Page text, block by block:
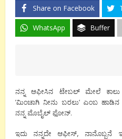
Share on Facebook
WhatsApp Buffer
ನನ್ನ ಆಫೀಸಿನ ಟೇಬಲ್ ಮೇಲೆ ಕಾಲು
’ಮಿಂಚಾಗಿ ನೀನು ಬರಲು’ ಎಂಬ
ನನ್ನ ಮೊಬೈಲ್ ಫೋನ್.
ಇದು ನನ್ನದೇ ಆಫೀಸ್, ನಾನೊಬ್ಬನೆ